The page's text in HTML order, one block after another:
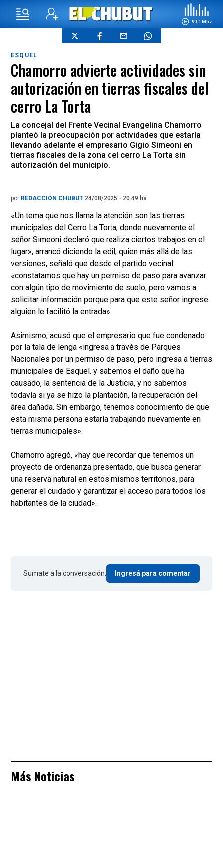
90.1 Mhz
ESQUEL
Chamorro advierte actividades sin
autorización en tierras fiscales del
cerro La Torta
La concejal del Frente Vecinal Evangelina Chamorro
planteó la preocupación por actividades que estaría
llevando adelante el empresario Gigio Simeoni en
tierras fiscales de la zona del cerro La Torta sin
autorización del municipio.
por REDACCIÓN CHUBUT 24/08/2025 - 20.49.hs
«Un tema que nos llama la atención son las tierras
municipales del Cerro La Torta, donde nuevamente el
señor Simeoni declaró que realiza ciertos trabajos en el
lugar», arrancó diciendo la edil, quien más allá de las
versiones, señaló que desde el partido vecinal
«constatamos que hay un permiso de paso para avanzar
con algún tipo de movimiento de suelo, pero vamos a
solicitar información porque para que este señor ingrese
alguien le facilitó la entrada».
Asimismo, acusó que el empresario que fue condenado
por la tala de lenga «ingresa a través de Parques
Nacionales por un permiso de paso, pero ingresa a tierras
municipales de Esquel. y sabemos el daño que ha
causado, la sentencia de la Justicia, y no sabemos
todavía si ya se hizo la plantación, la recuperación del
área dañada. Sin embargo, tenemos conocimiento de que
esta misma persona estaría trabajando nuevamente en
tierras municipales».
Chamorro agregó, «hay que recordar que tenemos un
proyecto de ordenanza presentado, que busca generar
una reserva natural en estos mismos territorios, para
generar el cuidado y garantizar el acceso para todos los
habitantes de la ciudad».
Sumate a la conversación. Ingresá para comentar
Más Noticias